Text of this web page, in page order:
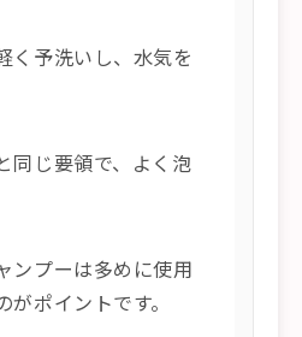
予洗いし、水気を
じ要領で、よく泡
プーは多めに使用
ポイントです。